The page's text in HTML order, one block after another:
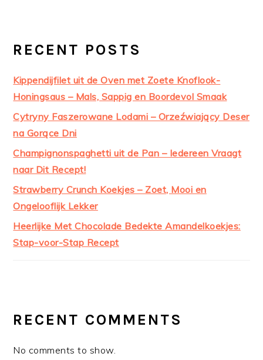
RECENT POSTS
Kippendijfilet uit de Oven met Zoete Knoflook-
Honingsaus – Mals, Sappig en Boordevol Smaak
Cytryny Faszerowane Lodami – Orzeźwiający Deser
na Gorące Dni
Champignonspaghetti uit de Pan – Iedereen Vraagt
naar Dit Recept!
Strawberry Crunch Koekjes – Zoet, Mooi en
Ongelooflijk Lekker
Heerlijke Met Chocolade Bedekte Amandelkoekjes:
Stap-voor-Stap Recept
RECENT COMMENTS
No comments to show.